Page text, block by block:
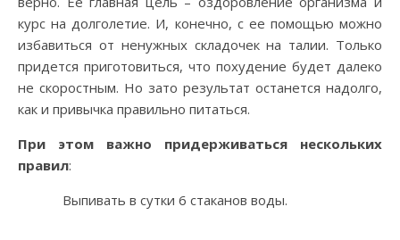
курс на долголетие. И, конечно, с ее помощью можно
избавиться от ненужных складочек на талии. Только
придется приготовиться, что похудение будет далеко
не скоростным. Но зато результат останется надолго,
как и привычка правильно питаться.
При этом важно придерживаться нескольких
правил:
Выпивать в сутки 6 стаканов воды.